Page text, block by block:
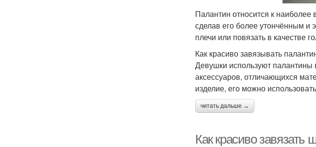
Палантин относится к
сделав его более утончённым и
плечи или повязать в качестве
Как красиво завязывать
Девушки используют
аксессуаров, отличающихся
изделие, его можно
читать дальше →
Как красиво